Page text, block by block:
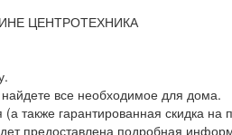
ЦЕНТРОТЕХНИКА
все необходимое для дома.
также гарантированная скидка
предоставлена подробная